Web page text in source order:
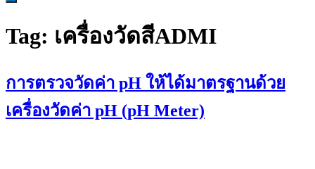
Tag: เครื่องวัดสีADMI
การตรวจวัดค่า pH ให้ได้มาตรฐานด้วย
เครื่องวัดค่า pH (pH Meter)